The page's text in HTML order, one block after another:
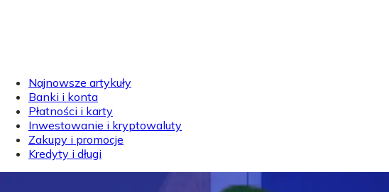
Najnowsze artykuły
Banki i konta
Płatności i karty
Inwestowanie i kryptowaluty
Zakupy i promocje
Kredyty i długi